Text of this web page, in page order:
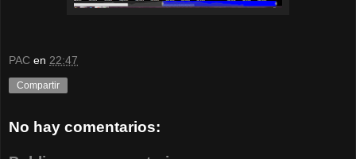
PAC en 22:47
Compartir
No hay comentarios: